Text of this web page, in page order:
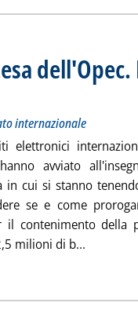
dell'Opec.
Andamento dei prezzi
martedì 28 novembre 2017
internazionale
elettronici
avviato
in cui si stanno
se e come
il contenimento della
milioni di b...